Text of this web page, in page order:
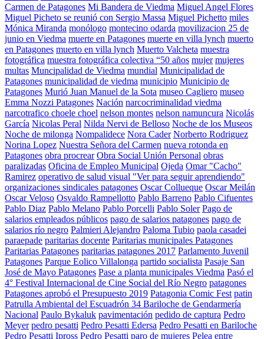
Carmen de Patagones Mi Bandera de Viedma Miguel Angel Flores
Miguel Picheto se reunió con Sergio Massa Miguel Pichetto miles
Mónica Miranda monólogo montecino odarda movilizacion 25 de
junio en Viedma muerte en Patagones muerte en villa lynch muerto
en Patagones muerto en villa lynch Muerto Valcheta muestra
fotográfica muestra fotográfica colectiva “50 años mujer mujeres
multas Muncipalidad de Viedma mundial Municipalidad de
Patagones municipalidad de viedma municipio Municipio de
Patagones Murió Juan Manuel de la Sota museo Cagliero museo
Emma Nozzi Patagones Nación narcocriminalidad viedma
narcotrafico choele choel nelson montes nelson namuncura Nicolás
García Nicolas Peral Nilda Nervi de Belloso Noche de los Museos
Noche de milonga Nompalidece Nora Cader Norberto Rodriguez
Norina Lopez Nuestra Señora del Carmen nueva rotonda en
Patagones obra procrear Obra Social Unión Personal obras
paralizadas Oficina de Empleo Municipal Ojeda Omar "Cacho"
Ramirez operativo de salud visual "Ver para seguir aprendiendo"
organizaciones sindicales patagones Oscar Collueque Oscar Meilán
Oscar Veloso Osvaldo Rampellotto Pablo Barreno Pablo Cifuentes
Pablo Diaz Pablo Melano Pablo Porcelli Pablo Soler Pago de
salarios empleados públicos pago de salarios patagones pago de
salarios río negro Palmieri Alejandro Paloma Tubio paola casadei
paraepade paritarias docente Paritarias municipales Patagones
Paritarias Patagones paritarias patagones 2017 Parlamento Juvenil
Patagones Parque Eolico Villalonga partido socialista Pasaje San
José de Mayo Patagones Pase a planta municipales Viedma Pasó el
4° Festival Internacional de Cine Social del Río Negro patagones
Patagones aprobó el Presupuesto 2019 Patagonia Comic Fest patin
Patrulla Ambiental del Escuadrón 34 Bariloche de Gendarmería
Nacional Paulo Bykaluk pavimentación pedido de captura Pedro
Meyer pedro pesatti Pedro Pesatti Edersa Pedro Pesatti en Bariloche
Pedro Pesatti Ipross Pedro Pesatti paro de mujeres Pelea entre